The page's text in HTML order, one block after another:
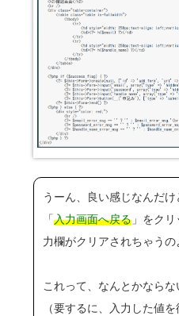
うーん、良い感じなんだ
「入力画面へ戻る 」をク
力欄がクリアされちゃうの
これって、なんとかならな
（要するに、入力した値